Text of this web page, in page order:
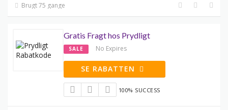
Brugt 75 gange
Gratis Fragt hos Prydligt
SALE No Expires
SE RABATTEN
100% SUCCESS